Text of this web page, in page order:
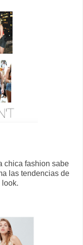
chica fashion sabe
las tendencias de
look.